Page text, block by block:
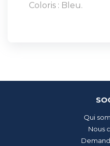
Coloris : Bleu.
Qui
Nous